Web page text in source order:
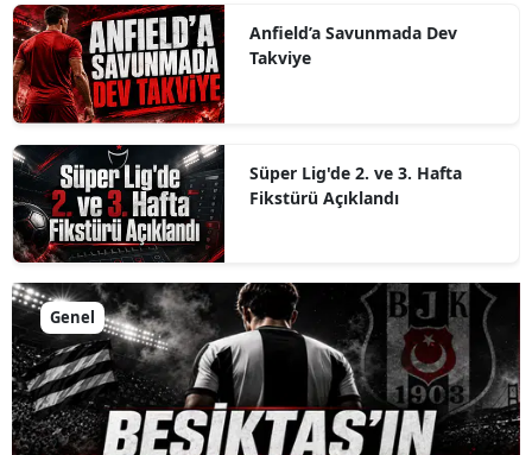
Anfield’a Savunmada Dev
Takviye
Süper Lig'de 2. ve 3. Hafta
Fikstürü Açıklandı
Genel